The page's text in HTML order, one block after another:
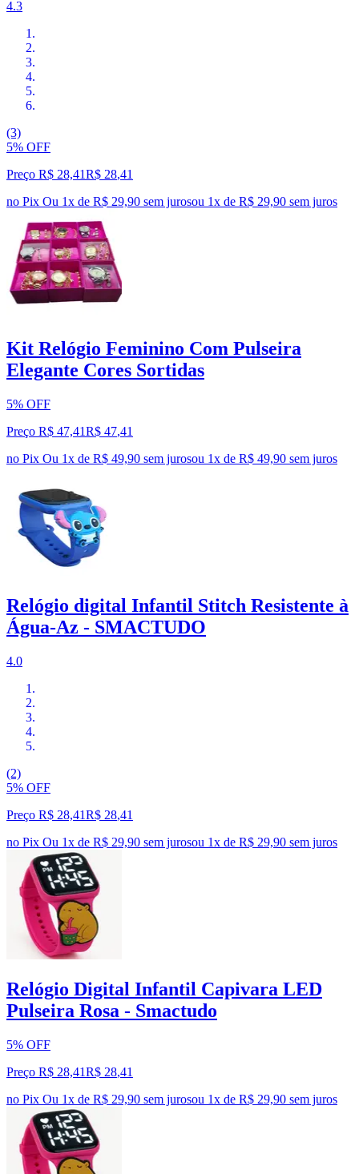
4.3
(3)
5% OFF
Preço R$ 28,41R$ 28,41
no Pix Ou 1x de R$ 29,90 sem jurosou 1x de R$ 29,90 sem juros
Kit Relógio Feminino Com Pulseira
Elegante Cores Sortidas
5% OFF
Preço R$ 47,41R$ 47,41
no Pix Ou 1x de R$ 49,90 sem jurosou 1x de R$ 49,90 sem juros
Relógio digital Infantil Stitch Resistente à
Água-Az - SMACTUDO
4.0
(2)
5% OFF
Preço R$ 28,41R$ 28,41
no Pix Ou 1x de R$ 29,90 sem jurosou 1x de R$ 29,90 sem juros
Relógio Digital Infantil Capivara LED
Pulseira Rosa - Smactudo
5% OFF
Preço R$ 28,41R$ 28,41
no Pix Ou 1x de R$ 29,90 sem jurosou 1x de R$ 29,90 sem juros